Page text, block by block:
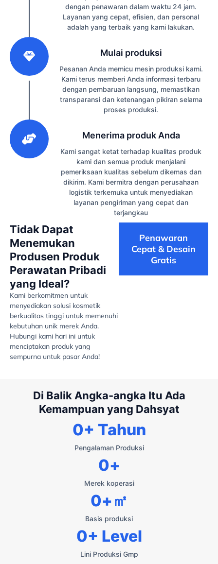
dengan penawaran dalam waktu 24 jam.
Layanan yang cepat, efisien, dan personal
adalah yang terbaik yang kami lakukan.
Mulai produksi
Pesanan Anda memicu mesin produksi kami.
Kami terus memberi Anda informasi terbaru
dengan pembaruan langsung, memastikan
transparansi dan ketenangan pikiran selama
proses produksi.
Menerima produk Anda
Kami sangat ketat terhadap kualitas produk
kami dan semua produk menjalani
pemeriksaan kualitas sebelum dikemas dan
dikirim. Kami bermitra dengan perusahaan
logistik terkemuka untuk menyediakan
layanan pengiriman yang cepat dan
terjangkau
Tidak Dapat
Menemukan
Produsen Produk
Perawatan Pribadi
yang Ideal?
Kami berkomitmen untuk
menyediakan solusi kosmetik
berkualitas tinggi untuk memenuhi
kebutuhan unik merek Anda.
Hubungi kami hari ini untuk
menciptakan produk yang
sempurna untuk pasar Anda!
Penawaran
Cepat & Desain
Gratis
Di Balik Angka-angka Itu Ada
Kemampuan yang Dahsyat
Pengalaman Produksi
0+ Tahun
Merek koperasi
0+
Basis produksi
0+㎡
Lini Produksi Gmp
0+ Level